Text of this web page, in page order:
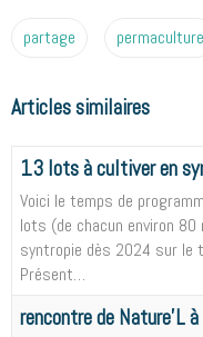
partage permaculture
Articles similaires
13 lots à cultiver en
Voici le temps de
lots (de chacun environ
syntropie dès 2024 sur le
Présent…
rencontre de Nature'L